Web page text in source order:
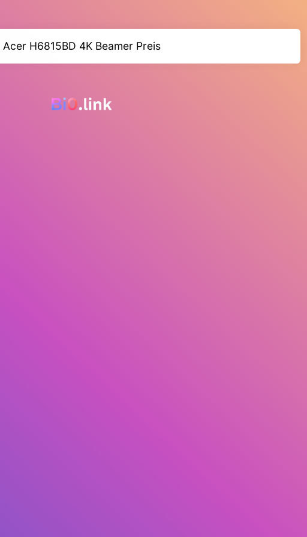
Acer H6815BD 4K Beamer Preis